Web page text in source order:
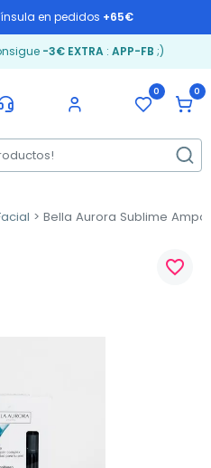
en pedidos +65€
-3€ EXTRA: APP-FB ;)
0 0
Bella Aurora Sublime
favorite_border